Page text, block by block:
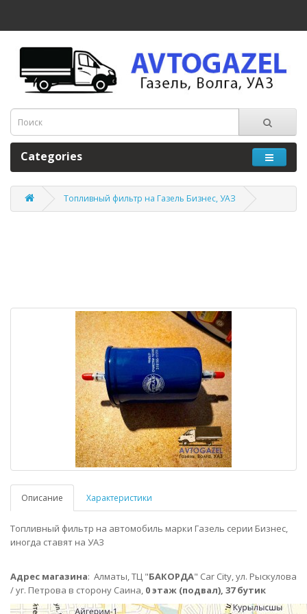
Categories
Топливный фильтр на Газель Бизнес, УАЗ
Описание Характеристики
Топливный фильтр на автомобиль марки Газель серии Бизнес,
иногда ставят на УАЗ
Адрес магазина: Алматы,ТЦ "БАКОРДА" Car City, ул. Рыскулова
/ уг. Петрова в сторону Саина, 0 этаж (подвал), 37 бутик